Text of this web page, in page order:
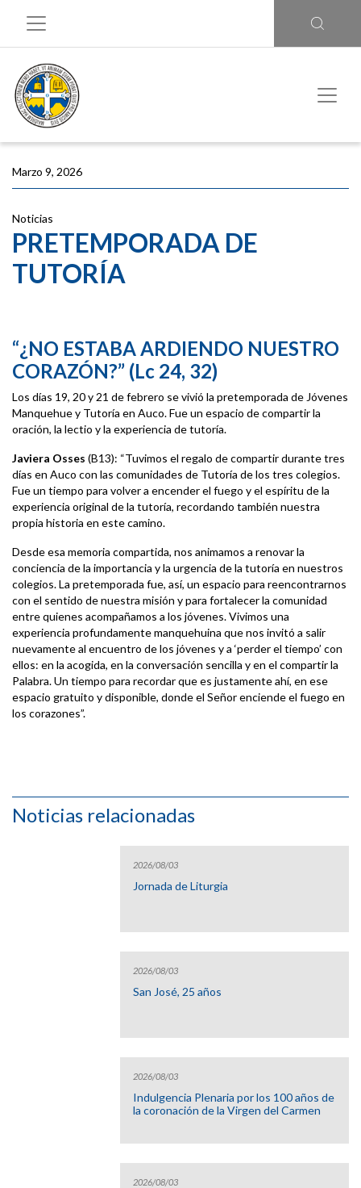
Marzo 9, 2026
Noticias
PRETEMPORADA DE
TUTORÍA
“¿NO ESTABA ARDIENDO NUESTRO
CORAZÓN?” (Lc 24, 32)
Los días 19, 20 y 21 de febrero se vivió la pretemporada de Jóvenes
Manquehue y Tutoría en Auco. Fue un espacio de compartir la
oración, la lectio y la experiencia de tutoría.
Javiera Osses (B13): “Tuvimos el regalo de compartir durante tres
días en Auco con las comunidades de Tutoría de los tres colegios.
Fue un tiempo para volver a encender el fuego y el espíritu de la
experiencia original de la tutoría, recordando también nuestra
propia historia en este camino.
Desde esa memoria compartida, nos animamos a renovar la
conciencia de la importancia y la urgencia de la tutoría en nuestros
colegios. La pretemporada fue, así, un espacio para reencontrarnos
con el sentido de nuestra misión y para fortalecer la comunidad
entre quienes acompañamos a los jóvenes. Vivimos una
experiencia profundamente manquehuina que nos invitó a salir
nuevamente al encuentro de los jóvenes y a ‘perder el tiempo’ con
ellos: en la acogida, en la conversación sencilla y en el compartir la
Palabra. Un tiempo para recordar que es justamente ahí, en ese
espacio gratuito y disponible, donde el Señor enciende el fuego en
los corazones”.
Noticias relacionadas
2026/08/03
Jornada de Liturgia
2026/08/03
San José, 25 años
2026/08/03
Indulgencia Plenaria por los 100 años de
la coronación de la Virgen del Carmen
2026/08/03